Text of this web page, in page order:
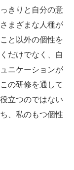
きりと自分の意
まざまな人種が
と以外の個性を
だけでなく、自
ニケーションが
の研修を通して
立つのではない
、私のもつ個性